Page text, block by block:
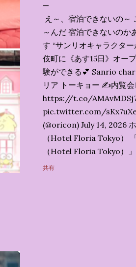
え～、宿泊できないの～
～んだ 宿泊できないのか
す “サンリオキャラクタ
伎町に《あす15日》オー
験ができる💕 Sanrio
リア トーキョー ✍️内覧会
https://t.co/
pic.twitter.com/
(@oricon) July 14, 2026
（Hotel Floria Tokyo）
（Hotel Floria Tokyo）
ではなく、2026年7月15
共有